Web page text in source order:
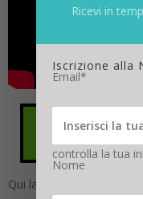
Qui la diretta Social
Ricevi in
Iscrizione alla
Email*
controlla la tua
Nome